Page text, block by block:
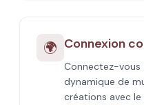
🌍 Connexion
Connectez-vous
dynamique de
créations avec le